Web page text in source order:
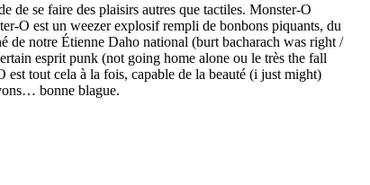
de se faire des plaisirs autres que tactiles. Monster-O
O est un weezer explosif rempli de bonbons piquants, du
de notre Étienne Daho national (burt bacharach was right /
esprit punk (not going home alone ou le très the fall
tout cela à la fois, capable de la beauté (i just might)
bonne blague.